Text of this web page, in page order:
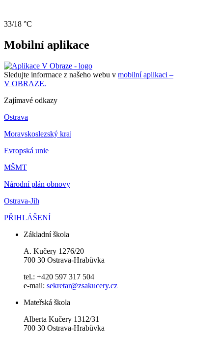
33/18 °C
Mobilní aplikace
Sledujte informace z našeho webu v mobilní aplikaci –
V OBRAZE.
Zajímavé odkazy
Ostrava
Moravskoslezský kraj
Evropská unie
MŠMT
Národní plán obnovy
Ostrava-Jih
PŘIHLÁŠENÍ
Základní škola
A. Kučery 1276/20
700 30 Ostrava-Hrabůvka
tel.: +420 597 317 504
e-mail: sekretar@zsakucery.cz
Mateřská škola
Alberta Kučery 1312/31
700 30 Ostrava-Hrabůvka